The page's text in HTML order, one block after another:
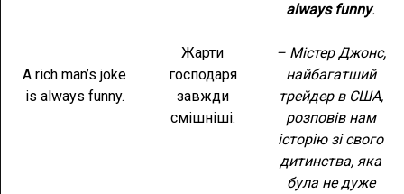
A rich man’s joke
is always funny.
Жарти
господаря
завжди
смішніші.
always funny.
– Містер Джонс,
найбагатший
трейдер в США,
розповів нам
історію зі свого
дитинства, яка
була не дуже